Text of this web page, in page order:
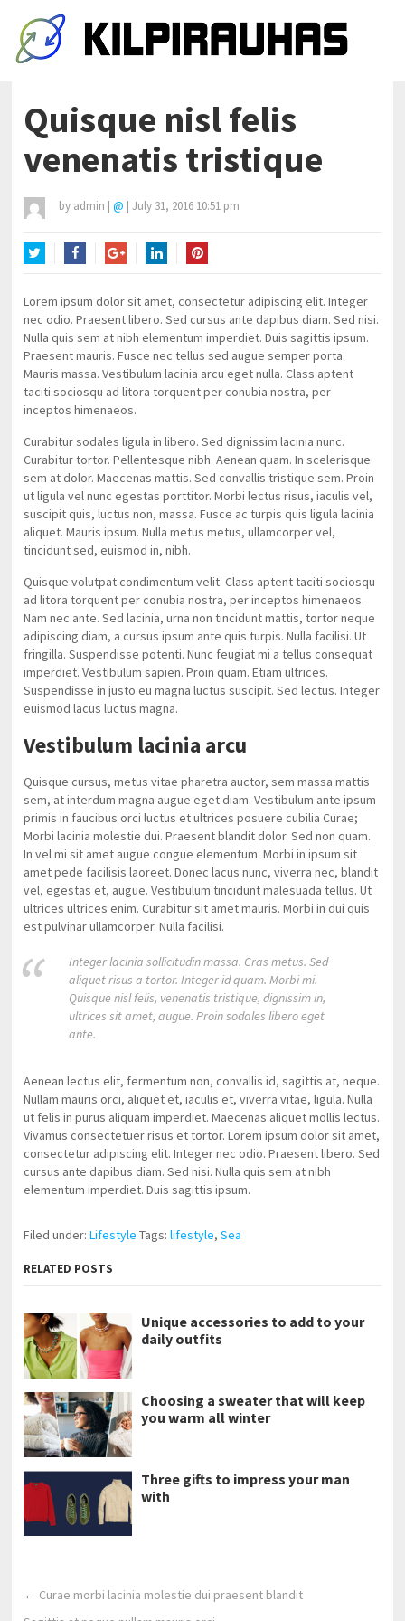
Quisque nisl felis
venenatis tristique
by admin | @ | July 31, 2016 10:51 pm
Lorem ipsum dolor sit amet, consectetur adipiscing elit. Integer
nec odio. Praesent libero. Sed cursus ante dapibus diam. Sed nisi.
Nulla quis sem at nibh elementum imperdiet. Duis sagittis ipsum.
Praesent mauris. Fusce nec tellus sed augue semper porta.
Mauris massa. Vestibulum lacinia arcu eget nulla. Class aptent
taciti sociosqu ad litora torquent per conubia nostra, per
inceptos himenaeos.
Curabitur sodales ligula in libero. Sed dignissim lacinia nunc.
Curabitur tortor. Pellentesque nibh. Aenean quam. In scelerisque
sem at dolor. Maecenas mattis. Sed convallis tristique sem. Proin
ut ligula vel nunc egestas porttitor. Morbi lectus risus, iaculis vel,
suscipit quis, luctus non, massa. Fusce ac turpis quis ligula lacinia
aliquet. Mauris ipsum. Nulla metus metus, ullamcorper vel,
tincidunt sed, euismod in, nibh.
Quisque volutpat condimentum velit. Class aptent taciti sociosqu
ad litora torquent per conubia nostra, per inceptos himenaeos.
Nam nec ante. Sed lacinia, urna non tincidunt mattis, tortor neque
adipiscing diam, a cursus ipsum ante quis turpis. Nulla facilisi. Ut
fringilla. Suspendisse potenti. Nunc feugiat mi a tellus consequat
imperdiet. Vestibulum sapien. Proin quam. Etiam ultrices.
Suspendisse in justo eu magna luctus suscipit. Sed lectus. Integer
euismod lacus luctus magna.
Vestibulum lacinia arcu
Quisque cursus, metus vitae pharetra auctor, sem massa mattis
sem, at interdum magna augue eget diam. Vestibulum ante ipsum
primis in faucibus orci luctus et ultrices posuere cubilia Curae;
Morbi lacinia molestie dui. Praesent blandit dolor. Sed non quam.
In vel mi sit amet augue congue elementum. Morbi in ipsum sit
amet pede facilisis laoreet. Donec lacus nunc, viverra nec, blandit
vel, egestas et, augue. Vestibulum tincidunt malesuada tellus. Ut
ultrices ultrices enim. Curabitur sit amet mauris. Morbi in dui quis
est pulvinar ullamcorper. Nulla facilisi.
Integer lacinia sollicitudin massa. Cras metus. Sed
aliquet risus a tortor. Integer id quam. Morbi mi.
Quisque nisl felis, venenatis tristique, dignissim in,
ultrices sit amet, augue. Proin sodales libero eget
ante.
Aenean lectus elit, fermentum non, convallis id, sagittis at, neque.
Nullam mauris orci, aliquet et, iaculis et, viverra vitae, ligula. Nulla
ut felis in purus aliquam imperdiet. Maecenas aliquet mollis lectus.
Vivamus consectetuer risus et tortor. Lorem ipsum dolor sit amet,
consectetur adipiscing elit. Integer nec odio. Praesent libero. Sed
cursus ante dapibus diam. Sed nisi. Nulla quis sem at nibh
elementum imperdiet. Duis sagittis ipsum.
Filed under:Lifestyle Tags:lifestyle,Sea
RELATED POSTS
Unique accessories to add to your
daily outfits
Choosing a sweater that will keep
you warm all winter
Three gifts to impress your man
with
← Curae morbi lacinia molestie dui praesent blandit